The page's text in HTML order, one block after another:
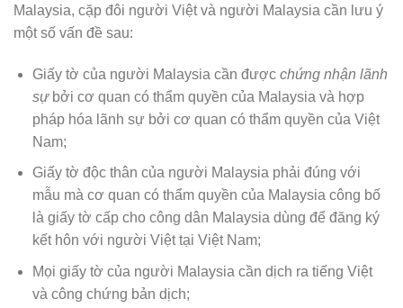
Malaysia, cặp đôi người Việt và người Malaysia cần lưu ý
một số vấn đề sau:
Giấy tờ của người Malaysia cần được chứng nhận lãnh
sựbởi cơ quan có thẩm quyền của Malaysia và hợp
pháp hóa lãnh sự bởi cơ quan có thẩm quyền của Việt
Nam;
Giấy tờ độc thân của người Malaysia phải đúng với
mẫu mà cơ quan có thẩm quyền của Malaysia công bố
là giấy tờ cấp cho công dân Malaysia dùng để đăng ký
kết hôn với người Việt tại Việt Nam;
Mọi giấy tờ của người Malaysia cần dịch ra tiếng Việt
và công chứng bản dịch;